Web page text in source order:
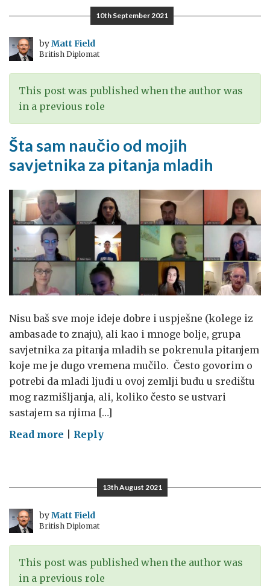
10th September 2021
byMatt Field
British Diplomat
This post was published when the author was
in a previous role
Šta sam naučio od mojih
savjetnika za pitanja mladih
Nisu baš sve moje ideje dobre i uspješne (kolege iz
ambasade to znaju), ali kao i mnoge bolje, grupa
savjetnika za pitanja mladih se pokrenula pitanjem
koje me je dugo vremena mučilo. Često govorim o
potrebi da mladi ljudi u ovoj zemlji budu u središtu
mog razmišljanja, ali, koliko često se ustvari
sastajem sa njima […]
Read more on
mojih
savjetnika
za
pitanja
mladih
Reply
13th August 2021
byMatt Field
British Diplomat
This post was published when the author was
in a previous role